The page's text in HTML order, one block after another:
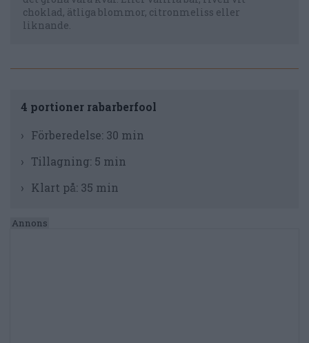
choklad, ätliga blommor, citronmeliss eller
liknande.
4 portioner rabarberfool
Förberedelse: 30 min
Tillagning: 5 min
Klart på: 35 min